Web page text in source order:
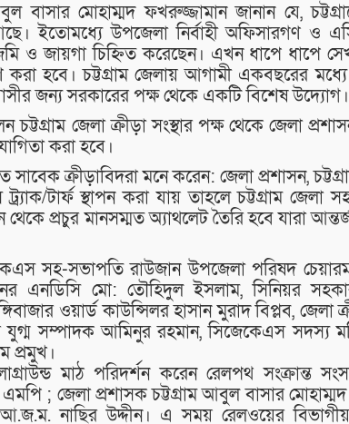
বাসার মোহাম্মদ ফখরুজ্জামান জানান যে,
ইতোমধ্যে উপজেলা নির্বাহী অফিসারগণ ও
ও জায়গা চিহ্নিত করেছেন। এখন ধাপে ধাপে
হবে। চট্টগ্রাম জেলায় আগামী একবছরের
জন্য সরকারের পক্ষ থেকে একটি বিশেষ উদ্যোগ।
জেলা ক্রীড়া সংস্থার পক্ষ থেকে জেলা
করা হবে।
সাবেক ক্রীড়াবিদরা মনে করেন: জেলা প্রশাসন,
টার্ফ স্থাপন করা যায় তাহলে চট্টগ্রাম জেলা
থেকে প্রচুর মানসম্মত অ্যাথলেট তৈরি হবে যারা
সহ-সভাপতি রাউজান উপজেলা পরিষদ
এনডিসি মো: তৌহিদুল ইসলাম, সিনিয়র
ওয়ার্ড কাউন্সিলর হাসান মুরাদ বিপ্লব, জেলা
সম্পাদক আমিনুর রহমান, সিজেকেএস সদস্য
প্রমুখ।
মাঠ পরিদর্শন করেন রেলপথ সংক্রান্ত
; জেলা প্রশাসক চট্টগ্রাম আবুল বাসার
নাছির উদ্দীন। এ সময় রেলওয়ের